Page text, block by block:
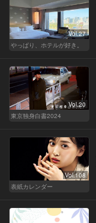
Vol.27
やっぱり、ホテルが好き。
Vol.20
東京独身白書2024
Vol.108
表紙カレンダー